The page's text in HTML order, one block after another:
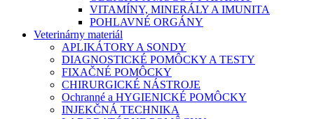
VITAMÍNY, MINERÁLY A IMUNITA
POHLAVNÉ ORGÁNY
Veterinárny materiál
APLIKÁTORY A SONDY
DIAGNOSTICKÉ POMÔCKY A TESTY
FIXAČNÉ POMÔCKY
CHIRURGICKÉ NÁSTROJE
Ochranné a HYGIENICKÉ POMÔCKY
INJEKČNÁ TECHNIKA